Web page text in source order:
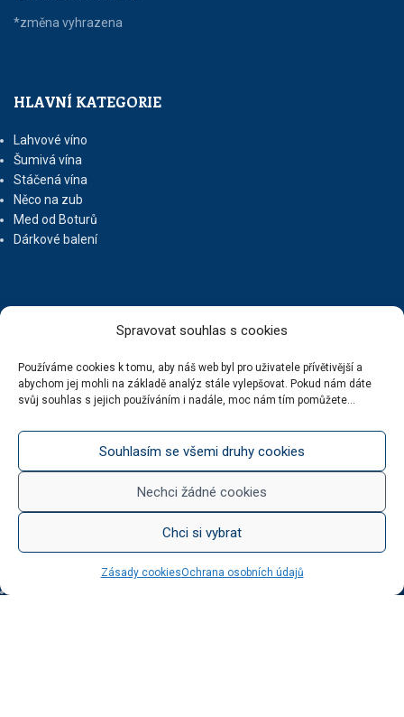
Spravovat souhlas s cookies
Používáme cookies k tomu, aby náš web byl pro uživatele přívětivější a
abychom jej mohli na základě analýz stále vylepšovat. Pokud nám dáte
svůj souhlas s jejich používáním i nadále, moc nám tím pomůžete...
Souhlasím se všemi druhy cookies
Nechci žádné cookies
Chci si vybrat
Zásady cookiesOchrana osobních údajů
*změna vyhrazena
HLAVNÍ KATEGORIE
Lahvové víno
Šumivá vína
Stáčená vína
Něco na zub
Med od Boturů
Dárkové balení
O včelaření
Radkův sad
Radkův čaj
Ochrana osobních údajů